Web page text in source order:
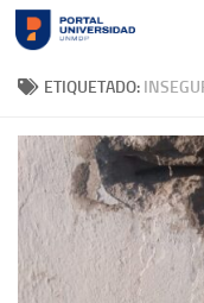
Skip to content
ETIQUETADO: